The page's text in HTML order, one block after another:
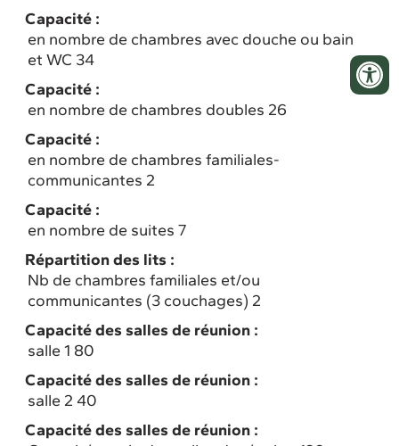
Capacité :
en nombre de chambres avec douche ou bain
et WC 34
Capacité :
en nombre de chambres doubles 26
Capacité :
en nombre de chambres familiales-
communicantes 2
Capacité :
en nombre de suites 7
Répartition des lits :
Nb de chambres familiales et/ou
communicantes (3 couchages) 2
Capacité des salles de réunion :
salle 1 80
Capacité des salles de réunion :
salle 2 40
Capacité des salles de réunion :